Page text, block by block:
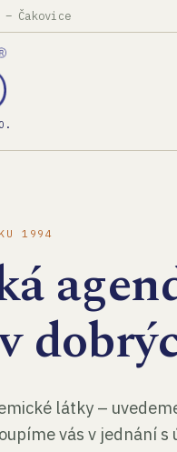
Čakovice
1994
látky –
vás v jednání s